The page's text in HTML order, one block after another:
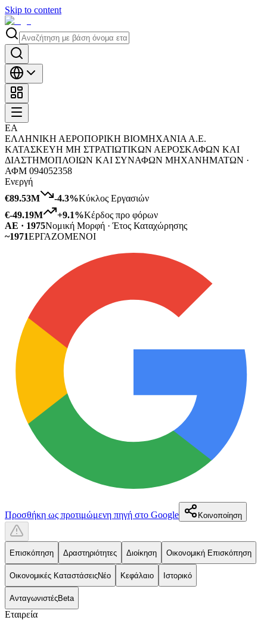
Skip to content
ΕΑ
ΕΛΛΗΝΙΚΗ ΑΕΡΟΠΟΡΙΚΗ ΒΙΟΜΗΧΑΝΙΑ Α.Ε.
ΚΑΤΑΣΚΕΥΗ ΜΗ ΣΤΡΑΤΙΩΤΙΚΩΝ ΑΕΡΟΣΚΑΦΩΝ ΚΑΙ
ΔΙΑΣΤΗΜΟΠΛΟΙΩΝ ΚΑΙ ΣΥΝΑΦΩΝ ΜΗΧΑΝΗΜΑΤΩΝ ·
ΑΦΜ 094052358
Ενεργή
€89.53M
-4.3%Κύκλος Εργασιών
€-49.19M
+9.1%Κέρδος προ φόρων
ΑΕ · 1975Νομική Μορφή · Έτος Καταχώρησης
~1971ΕΡΓΑΖΟΜΕΝΟΙ
Προσθήκη ως προτιμώμενη πηγή στο Google Κοινοποίηση
Επισκόπηση Δραστηριότητες Διοίκηση Οικονομική Επισκόπηση
Οικονομικές ΚαταστάσειςΝέο Κεφάλαιο Ιστορικό
ΑνταγωνιστέςBeta
Εταιρεία